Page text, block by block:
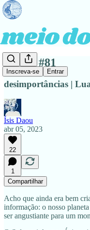
Inscreva-se Entrar
edição #81
desimportâncias |
Ísis Daou
abr 05, 2023
22
1
Compartilhar
Acho que ainda era bem
informação: o nosso
ser angustiante para um